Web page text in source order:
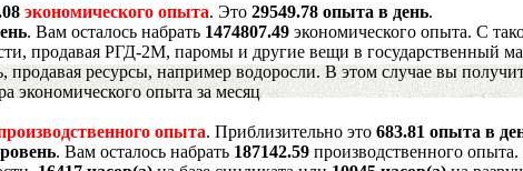
экономического опыта. Это 29549.78 опыта в день.
. Вам осталось набрать 1474807.49 экономического опыта. С
продавая РГД-2М, паромы и другие вещи в государственный
продавая ресурсы, например водоросли. В этом случае вы
экономического опыта за месяц
опыта. Приблизительно это 683.81 опыта в
. Вам осталось набрать 187142.59 производственного